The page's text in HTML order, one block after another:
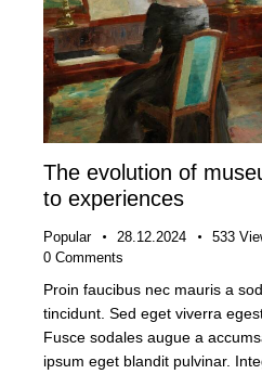
The evolution of
to experiences
Popular 28.12.2024 533
0 Comments
Proin faucibus nec mauris a
tincidunt. Sed eget viverra
Fusce sodales augue a
ipsum eget blandit pulvinar.